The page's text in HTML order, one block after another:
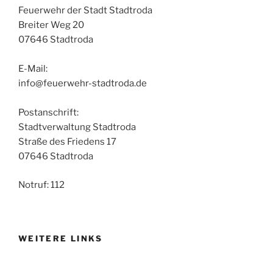
Feuerwehr der Stadt Stadtroda
Breiter Weg 20
07646 Stadtroda
E-Mail:
info@feuerwehr-stadtroda.de
Postanschrift:
Stadtverwaltung Stadtroda
Straße des Friedens 17
07646 Stadtroda
Notruf: 112
WEITERE LINKS